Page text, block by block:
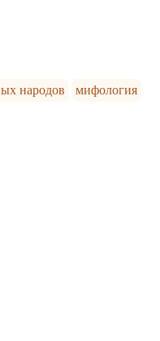
народов
мифология